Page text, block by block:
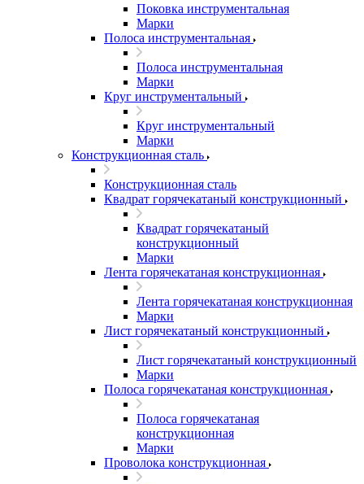
Поковка инструментальная
Марки
Полоса инструментальная
Полоса инструментальная
Марки
Круг инструментальный
Круг инструментальный
Марки
Конструкционная сталь
Конструкционная сталь
Квадрат горячекатаный конструкционный
Квадрат горячекатаный
конструкционный
Марки
Лента горячекатаная конструкционная
Лента горячекатаная конструкционная
Марки
Лист горячекатаный конструкционный
Лист горячекатаный конструкционный
Марки
Полоса горячекатаная конструкционная
Полоса горячекатаная
конструкционная
Марки
Проволока конструкционная